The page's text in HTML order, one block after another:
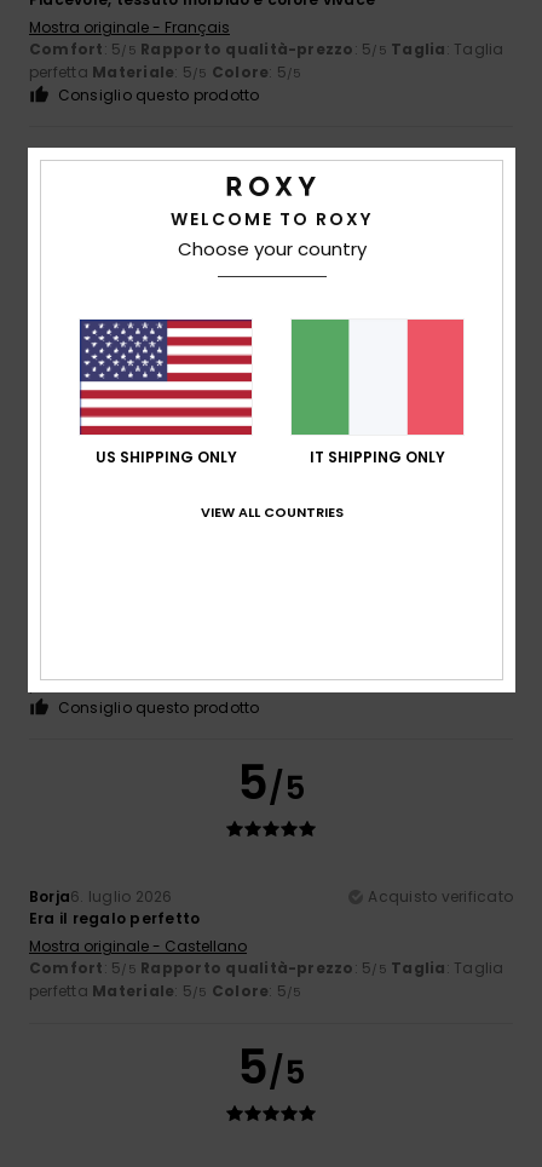
Mostra originale - Français
Comfort: 5/5 Rapporto qualità-prezzo: 5/5 Taglia: Taglia
perfetta Materiale: 5/5 Colore: 5/5
Consiglio questo prodotto
5/5
Mostra originale - Français
Comfort: 5/5 Rapporto qualità-prezzo
perfettaMateriale: 5/5 Colore
Consiglio questo prodotto
perfettaMateriale: 5 Colore: 5
Consiglio questo prodotto
5/5
Borja6. luglio 2026
Acquisto verificato
Era il regalo perfetto
Mostra originale - Castellano
Comfort: 5/5 Rapporto qualità-prezzo: 5/5 Taglia: Taglia
perfetta Materiale: 5/5 Colore: 5/5
5/5
WELCOME TO ROXY
Choose your country
US SHIPPING ONLY IT SHIPPING ONLY
VIEW ALL COUNTRIES